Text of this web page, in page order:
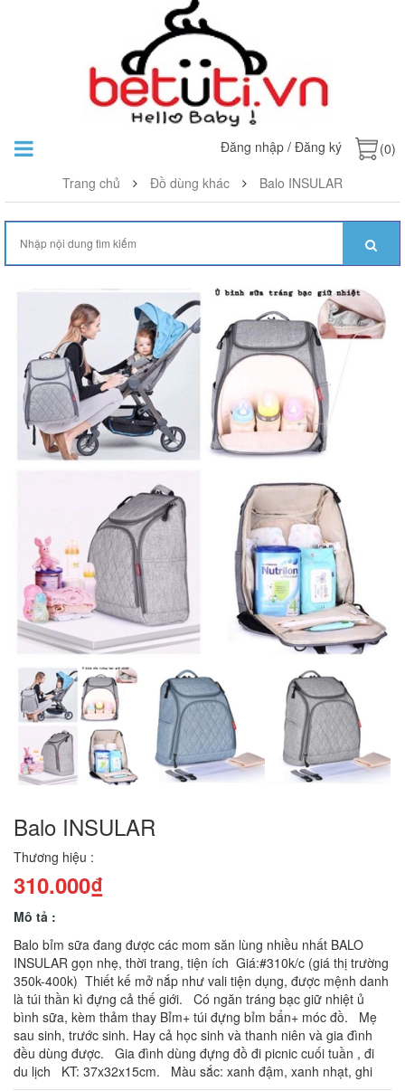
Đăng nhập / Đăng ký
(0)
Trang chủ
Đồ dùng khác Balo INSULAR
Balo INSULAR
Thương hiệu :
310.000₫
Mô tả :
Balo bỉm sữa đang được các mom săn lùng nhiều nhất BALO
INSULAR gọn nhẹ, thời trang, tiện ích Giá:#310k/c (giá thị trường
350k-400k) Thiết kế mở nắp như vali tiện dụng, được mệnh danh
là túi thần kì đựng cả thế giới. Có ngăn tráng bạc giữ nhiệt ủ
bình sữa, kèm thảm thay Bỉm+ túi đựng bỉm bẩn+ móc đồ. Mẹ
sau sinh, trước sinh. Hay cả học sinh và thanh niên và gia đình
đều dùng được. Gia đình dùng đựng đồ đi picnic cuối tuần , đi
du lịch KT: 37x32x15cm. Màu sắc: xanh đậm, xanh nhạt, ghi